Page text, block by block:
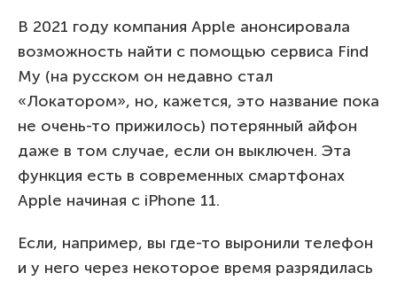
В 2021 году компания Apple анонсировала
возможность найти с помощью сервиса Find
My (на русском он недавно стал
«Локатором», но, кажется, это название пока
не очень-то прижилось) потерянный айфон
даже в том случае, если он выключен. Эта
функция есть в современных смартфонах
Apple начиная с iPhone 11.
Если, например, вы где-то выронили телефон
и у него через некоторое время разрядилась